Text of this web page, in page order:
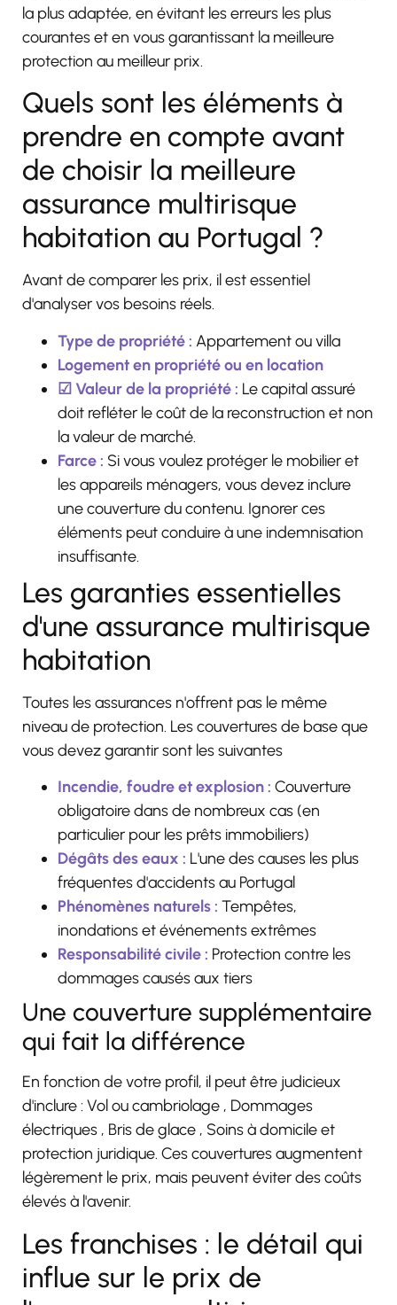
la plus adaptée, en évitant les erreurs les plus
courantes et en vous garantissant la meilleure
protection au meilleur prix.
Quels sont les éléments à
prendre en compte avant
de choisir la meilleure
assurance multirisque
habitation au Portugal ?
Avant de comparer les prix, il est essentiel
d'analyser vos besoins réels.
Type de propriété : Appartement ou villa
Logement en propriété ou en location
☑ Valeur de la propriété : Le capital assuré
doit refléter le coût de la reconstruction et non
la valeur de marché.
Farce : Si vous voulez protéger le mobilier et
les appareils ménagers, vous devez inclure
une couverture du contenu. Ignorer ces
éléments peut conduire à une indemnisation
insuffisante.
Les garanties essentielles
d'une assurance multirisque
habitation
Toutes les assurances n'offrent pas le même
niveau de protection. Les couvertures de base que
vous devez garantir sont les suivantes
Incendie, foudre et explosion : Couverture
obligatoire dans de nombreux cas (en
particulier pour les prêts immobiliers)
Dégâts des eaux : L'une des causes les plus
fréquentes d'accidents au Portugal
Phénomènes naturels : Tempêtes,
inondations et événements extrêmes
Responsabilité civile : Protection contre les
dommages causés aux tiers
Une couverture supplémentaire
qui fait la différence
En fonction de votre profil, il peut être judicieux
d'inclure : Vol ou cambriolage , Dommages
électriques , Bris de glace , Soins à domicileet
protection juridique. Ces couvertures augmentent
légèrement le prix, mais peuvent éviter des coûts
élevés à l'avenir.
Les franchises : le détail qui
influe sur le prix de